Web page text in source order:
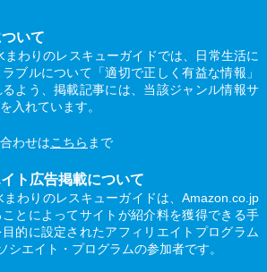
いて
まわりのレスキューガイドでは、日常生活に
ブルについて「適切で正しく有益な情報」
よう、掲載記事には、当該ジャンル情報サ
入れています。
わせはこちら まで
ト広告掲載について
まわりのレスキューガイドは、Amazon.co.jp
とによってサイトが紹介料を獲得できる手
的に設定されたアフィリエイトプログラム
シエイト・プログラムの参加者です。